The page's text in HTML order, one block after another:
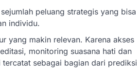
peluang strategis yang bisa
individu.
yang makin relevan. Karena akses
monitoring suasana hati dan
sebagai bagian dari prediksi